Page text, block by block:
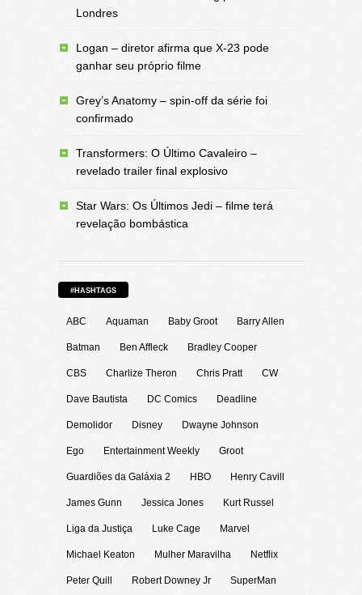
Londres
Logan – diretor afirma que X-23 pode
ganhar seu próprio filme
Grey’s Anatomy – spin-off da série foi
confirmado
Transformers: O Último Cavaleiro –
revelado trailer final explosivo
Star Wars: Os Últimos Jedi – filme terá
revelação bombástica
#HASHTAGS
ABC Aquaman Baby Groot Barry Allen
Batman Ben Affleck Bradley Cooper
CBS Charlize Theron Chris Pratt CW
Dave Bautista DC Comics Deadline
Demolidor Disney Dwayne Johnson
Ego Entertainment Weekly Groot
Guardiões da Galáxia 2 HBO Henry Cavill
James Gunn Jessica Jones Kurt Russel
Liga da Justiça Luke Cage Marvel
Michael Keaton Mulher Maravilha Netflix
Peter Quill Robert Downey Jr SuperMan